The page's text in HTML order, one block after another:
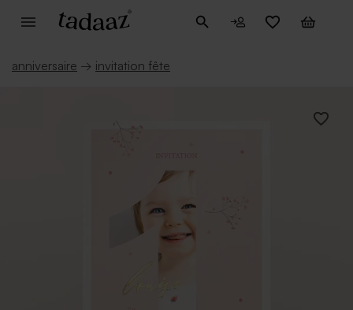
anniversaire → invitation fête